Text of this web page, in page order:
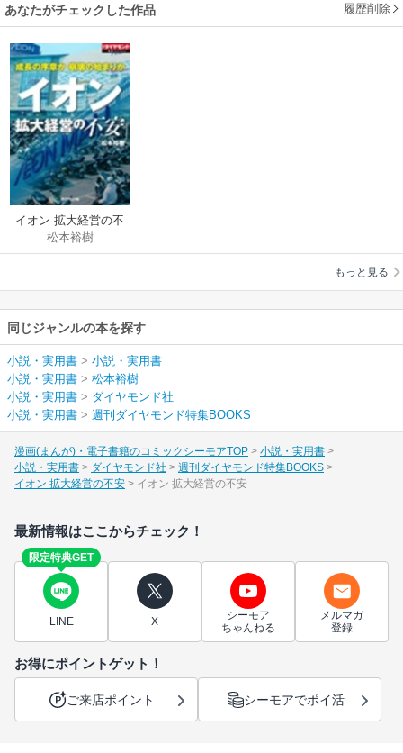
あなたがチェックした作品 履歴削除
イオン 拡大経営の不
安
松本裕樹
もっと見る
同じジャンルの本を探す
小説・実用書 > 小説・実用書
小説・実用書 > 松本裕樹
小説・実用書 > ダイヤモンド社
小説・実用書 > 週刊ダイヤモンド特集BOOKS
漫画(まんが)・電子書籍のコミックシーモアTOP
小説・実用書
小説・実用書
ダイヤモンド社
週刊ダイヤモンド特集BOOKS
イオン 拡大経営の不安
イオン 拡大経営の不安
最新情報はここからチェック！
限定特典GET
LINE X
シーモア
ちゃんねる
メルマガ
登録
お得にポイントゲット！
ご来店ポイント シーモアでポイ活